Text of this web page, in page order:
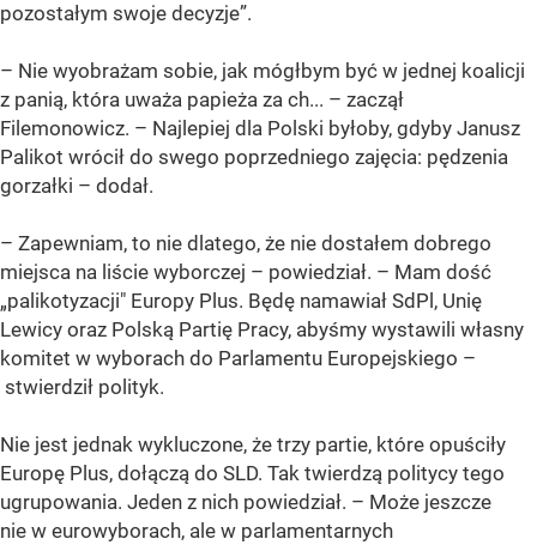
pozostałym swoje decyzje”.
– Nie wyobrażam sobie, jak mógłbym być w jednej koalicji
z panią, która uważa papieża za ch... – zaczął
Filemonowicz. – Najlepiej dla Polski byłoby, gdyby Janusz
Palikot wrócił do swego poprzedniego zajęcia: pędzenia
gorzałki – dodał.
– Zapewniam, to nie dlatego, że nie dostałem dobrego
miejsca na liście wyborczej – powiedział. – Mam dość
„palikotyzacji" Europy Plus. Będę namawiał SdPl, Unię
Lewicy oraz Polską Partię Pracy, abyśmy wystawili własny
komitet w wyborach do Parlamentu Europejskiego –
stwierdził polityk.
Nie jest jednak wykluczone, że trzy partie, które opuściły
Europę Plus, dołączą do SLD. Tak twierdzą politycy tego
ugrupowania. Jeden z nich powiedział. – Może jeszcze
nie w eurowyborach, ale w parlamentarnych